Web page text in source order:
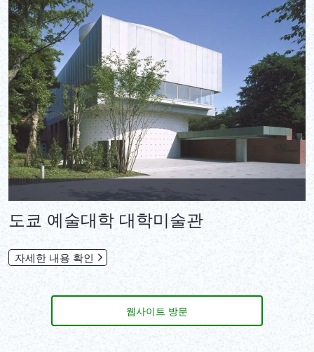
도쿄 예술대학 대학미술관
자세한 내용 확인
웹사이트 방문